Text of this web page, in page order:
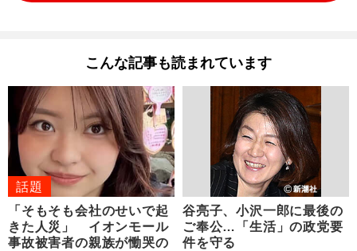
こんな記事も読まれています
話題
「そもそも会社のせいで起
きた人災」 イオンモール
事故被害者の親族が慟哭の
谷亮子、小沢一郎に最後の
ご奉公…「生活」の政党要
件を守る